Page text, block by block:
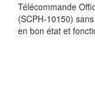
Télécommande
(SCPH-10150)
en bon état et